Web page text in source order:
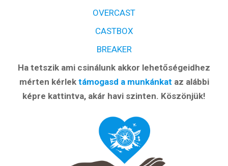
OVERCAST
CASTBOX
BREAKER
Ha tetszik ami csinálunk akkor lehetőségeidhez
mérten kérlek támogasd a munkánkat az alábbi
képre kattintva, akár havi szinten. Köszönjük!